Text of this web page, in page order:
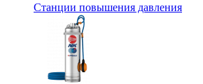
Станции повышения давления